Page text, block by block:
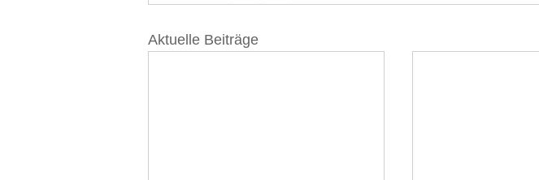
Aktuelle Beiträge